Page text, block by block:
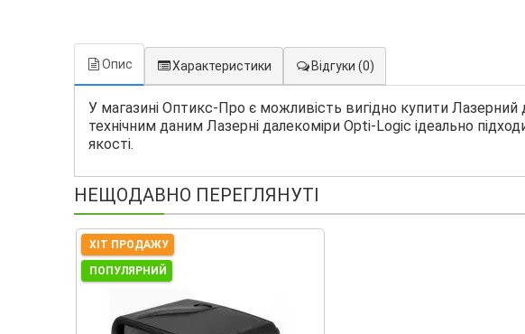
Опис Характеристики Відгуки (0)
У магазині Оптикс-Про є можливість вигідно купити
технічним даним Лазерні далекоміри Opti-Logic ідеально
якості.
НЕЩОДАВНО ПЕРЕГЛЯНУТІ
ХІТ ПРОДАЖУ
ПОПУЛЯРНИЙ